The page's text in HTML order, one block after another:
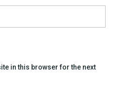
in this browser for the next